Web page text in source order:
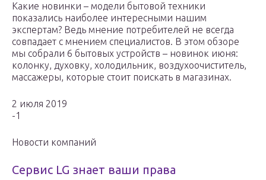
Какие новинки – модели бытовой техники
показались наиболее интересными нашим
экспертам? Ведь мнение потребителей не всегда
совпадает с мнением специалистов. В этом обзоре
мы собрали 6 бытовых устройств – новинок июня:
колонку, духовку, холодильник, воздухоочиститель,
массажеры, которые стоит поискать в магазинах.
2 июля 2019
-1
Новости компаний
Сервис LG знает ваши права